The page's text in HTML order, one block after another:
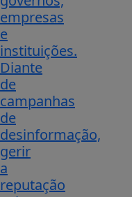
empresas
e
instituições.
Diante
de
campanhas
de
desinformação,
gerir
a
reputação